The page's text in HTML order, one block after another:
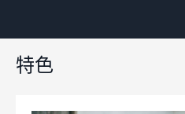
特色